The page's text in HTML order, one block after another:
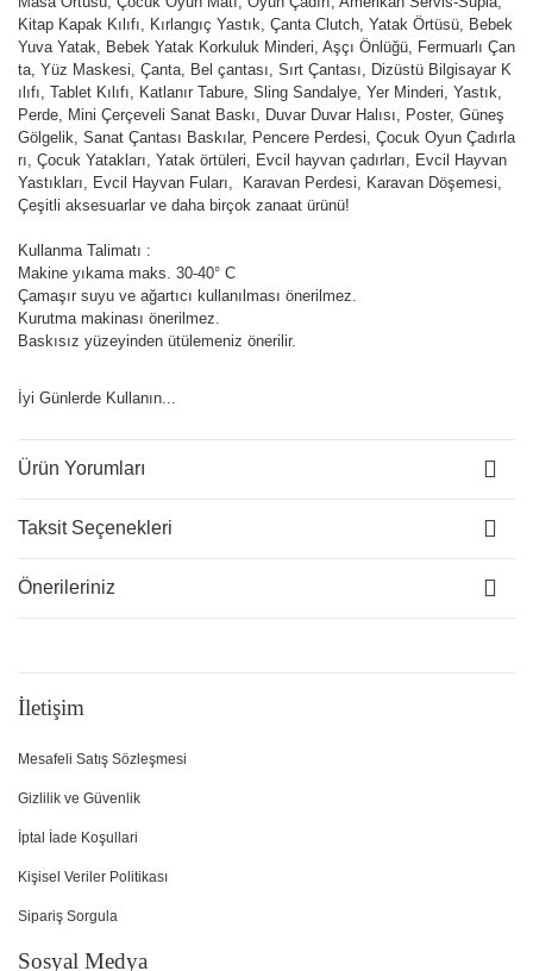
Kitap Kapak Kılıfı, Kırlangıç Yastık, Çanta Clutch, Yatak Örtüsü, Bebek
Yuva Yatak, Bebek Yatak Korkuluk Minderi, Aşçı Önlüğü, Fermuarlı Çan
ta, Yüz Maskesi, Çanta, Bel çantası, Sırt Çantası, Dizüstü Bilgisayar K
ılıfı, Tablet Kılıfı, Katlanır Tabure, Sling Sandalye, Yer Minderi, Yastık,
Perde, Mini Çerçeveli Sanat Baskı, Duvar Duvar Halısı, Poster, Güneş
Gölgelik, Sanat Çantası Baskılar, Pencere Perdesi, Çocuk Oyun Çadırla
rı, Çocuk Yatakları, Yatak örtüleri, Evcil hayvan çadırları, Evcil Hayvan
Yastıkları, Evcil Hayvan Fuları, Karavan Perdesi, Karavan Döşemesi,
Çeşitli aksesuarlar ve daha birçok zanaat ürünü!
Kullanma Talimatı :
Makine yıkama maks. 30-40° C
Çamaşır suyu ve ağartıcı kullanılması önerilmez.
Kurutma makinası önerilmez.
Baskısız yüzeyinden ütülemeniz önerilir.
İyi Günlerde Kullanın...
Ürün Yorumları
Taksit Seçenekleri
Önerileriniz
İletişim
Mesafeli Satış Sözleşmesi
Gizlilik ve Güvenlik
İptal İade Koşullari
Kişisel Veriler Politikası
Sipariş Sorgula
Sosyal Medya